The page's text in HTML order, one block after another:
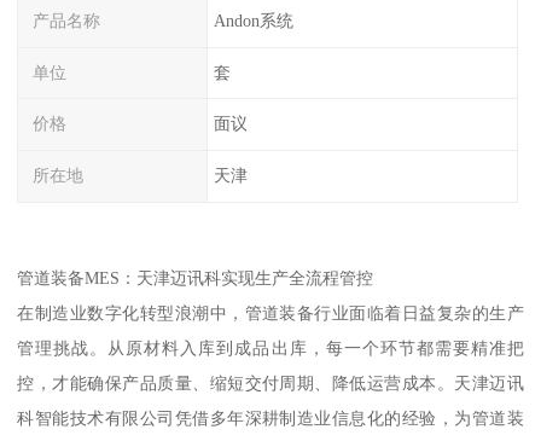
产品名称 Andon系统
单位 套
价格 面议
所在地 天津
管道装备MES：天津迈讯科实现生产全流程管控
在制造业数字化转型浪潮中，管道装备行业面临着日益复杂的生产
管理挑战。从原材料入库到成品出库，每一个环节都需要精准把
控，才能确保产品质量、缩短交付周期、降低运营成本。天津迈讯
科智能技术有限公司凭借多年深耕制造业信息化的经验，为管道装